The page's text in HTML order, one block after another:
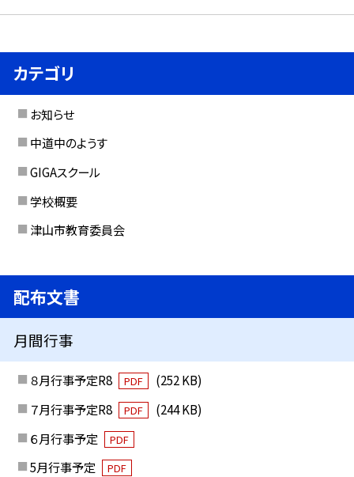
カテゴリ
お知らせ
中道中のようす
GIGAスクール
学校概要
津山市教育委員会
配布文書
月間行事
８月行事予定R8 PDF
(252 KB)
７月行事予定R8
PDF
(244 KB)
６月行事予定
PDF
5月行事予定 PDF